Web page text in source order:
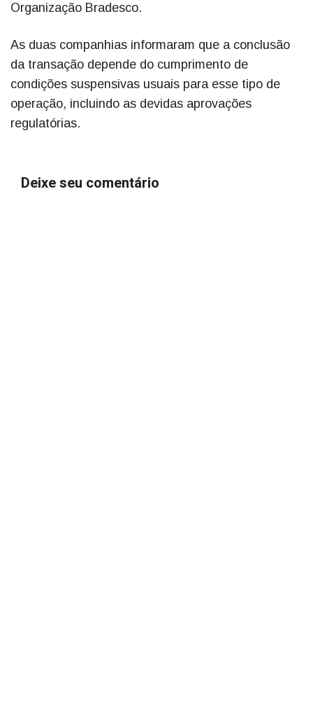
Organização Bradesco.
As duas companhias informaram que a conclusão
da transação depende do cumprimento de
condições suspensivas usuais para esse tipo de
operação, incluindo as devidas aprovações
regulatórias.
Deixe seu comentário